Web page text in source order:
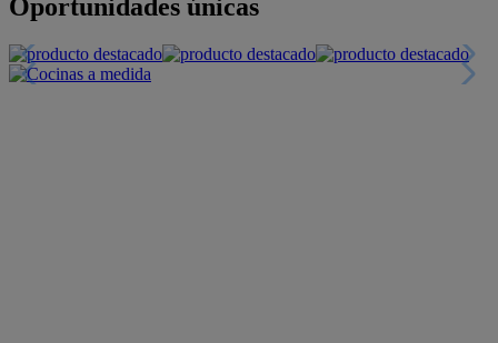
Oportunidades únicas